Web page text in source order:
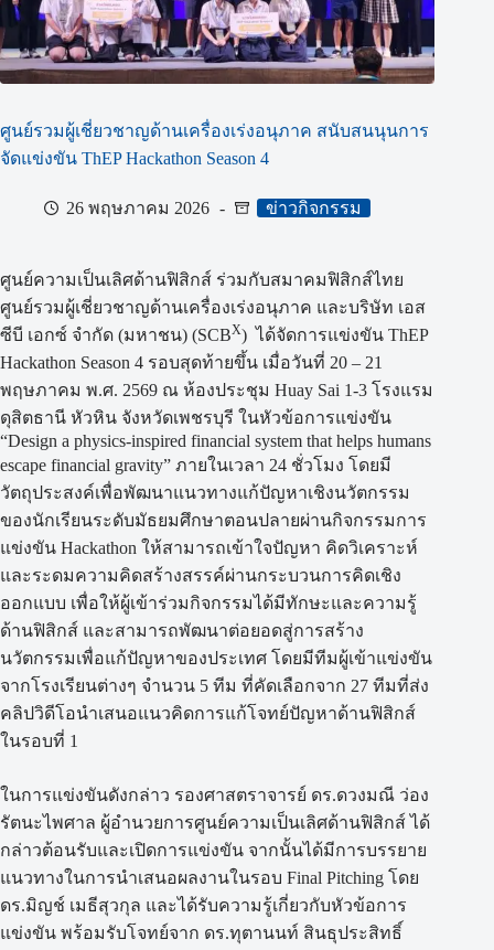
ศูนย์รวมผู้เชี่ยวชาญด้านเครื่องเร่งอนุภาค สนับสนนุนการ
จัดแข่งขัน ThEP Hackathon Season 4
26 พฤษภาคม 2026 ข่าวกิจกรรม
ศูนย์ความเป็นเลิศด้านฟิสิกส์ ร่วมกับสมาคมฟิสิกส์ไทย
ศูนย์รวมผู้เชี่ยวชาญด้านเครื่องเร่งอนุภาค และบริษัท เอส
ซีบี เอกซ์ จำกัด (มหาชน) (SCBX) ได้จัดการแข่งขัน ThEP
Hackathon Season 4 รอบสุดท้ายขึ้น เมื่อวันที่ 20 – 21
พฤษภาคม พ.ศ. 2569 ณ ห้องประชุม Huay Sai 1-3 โรงแรม
ดุสิตธานี หัวหิน จังหวัดเพชรบุรี ในหัวข้อการแข่งขัน
“Design a physics-inspired financial system that helps humans
escape financial gravity” ภายในเวลา 24 ชั่วโมง โดยมี
วัตถุประสงค์เพื่อพัฒนาแนวทางแก้ปัญหาเชิงนวัตกรรม
ของนักเรียนระดับมัธยมศึกษาตอนปลายผ่านกิจกรรมการ
แข่งขัน Hackathon ให้สามารถเข้าใจปัญหา คิดวิเคราะห์
และระดมความคิดสร้างสรรค์ผ่านกระบวนการคิดเชิง
ออกแบบ เพื่อให้ผู้เข้าร่วมกิจกรรมได้มีทักษะและความรู้
ด้านฟิสิกส์ และสามารถพัฒนาต่อยอดสู่การสร้าง
นวัตกรรมเพื่อแก้ปัญหาของประเทศ โดยมีทีมผู้เข้าแข่งขัน
จากโรงเรียนต่างๆ จำนวน 5 ทีม ที่คัดเลือกจาก 27 ทีมที่ส่ง
คลิปวิดีโอนำเสนอแนวคิดการแก้โจทย์ปัญหาด้านฟิสิกส์
ในรอบที่ 1
ในการแข่งขันดังกล่าว รองศาสตราจารย์ ดร.ดวงมณี ว่อง
รัตนะไพศาล ผู้อำนวยการศูนย์ความเป็นเลิศด้านฟิสิกส์ ได้
กล่าวต้อนรับและเปิดการแข่งขัน จากนั้นได้มีการบรรยาย
แนวทางในการนำเสนอผลงานในรอบ Final Pitching โดย
ดร.มิญช์ เมธีสุวกุล และได้รับความรู้เกี่ยวกับหัวข้อการ
แข่งขัน พร้อมรับโจทย์จาก ดร.ทุตานนท์ สินธุประสิทธิ์